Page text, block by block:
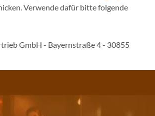
Verwende dafür bitte folgende
GmbH - Bayernstraße 4 - 30855